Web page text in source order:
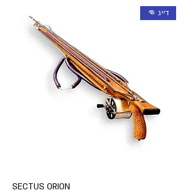
דייג 👊
SECTUS ORION